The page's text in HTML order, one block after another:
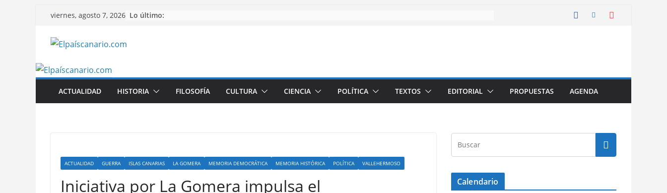
Saltar
contenido
viernes, agosto 7, 2026 Lo último:
ACTUALIDAD HISTORIA FILOSOFÍA CULTURA CIENCIA POLÍTICA TEXTOS EDITORIAL PROPUESTAS AGENDA
ACTUALIDAD GUERRA ISLAS CANARIAS LA GOMERA MEMORIA DEMOCRÁTICA MEMORIA HISTÓRICA POLÍTICA VALLEHERMOSO
Iniciativa por La Gomera impulsa el
Calendario